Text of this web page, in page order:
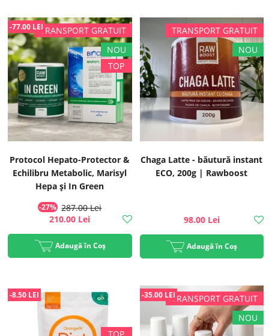
Protocol Hepato-Protector &
Echilibru Metabolic, Marisyl
Hepa și In Green
-27% 287.00 Lei
-77.00 LEI
210.00 Lei
Adaugă în Coș
Chaga Latte - băutură instant
ECO, 200g | Rawboost
98.00 Lei
Adaugă în Coș
-8.50 LEI -35.00 LEI